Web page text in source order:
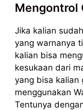
Mengontrol
Jika kalian
yang warnanya
kalian bisa
kesukaan dari
yang bisa kalian
menggunakan
Tentunya